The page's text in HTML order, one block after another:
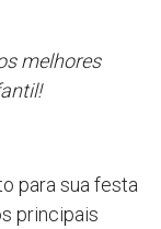
melhores
para sua festa
principais